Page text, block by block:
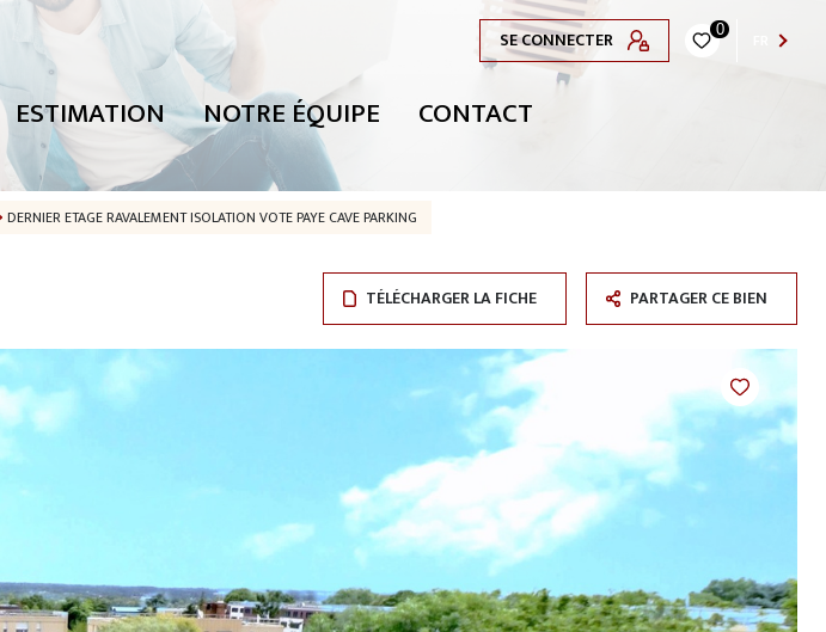
SE CONNECTER 0
ESTIMATION NOTRE ÉQUIPE CONTACT
DERNIER ETAGE RAVALEMENT ISOLATION VOTE PAYE CAVE PARKING
TÉLÉCHARGER LA FICHE PARTAGER CE BIEN